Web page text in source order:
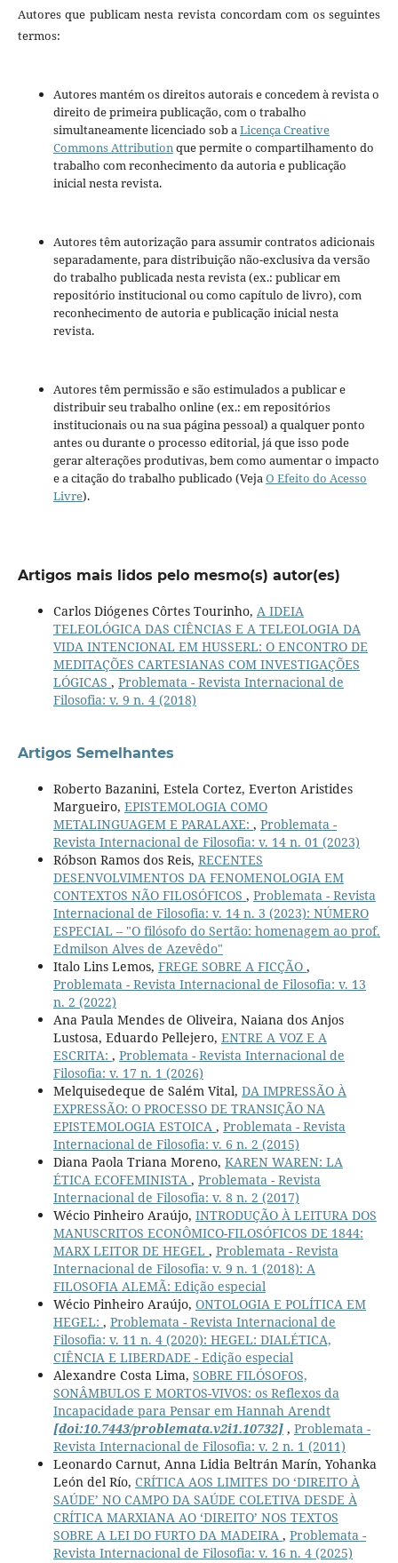
Autores que publicam nesta revista concordam com os seguintes
termos:
Autores mantém os direitos autorais e concedem à revista o
direito de primeira publicação, com o trabalho
simultaneamente licenciado sob aLicença Creative
Commons Attributionque permite o compartilhamento do
trabalho com reconhecimento da autoria e publicação
inicial nesta revista.
Autores têm autorização para assumir contratos adicionais
separadamente, para distribuição não-exclusiva da versão
do trabalho publicada nesta revista (ex.: publicar em
repositório institucional ou como capítulo de livro), com
reconhecimento de autoria e publicação inicial nesta
revista.
Autores têm permissão e são estimulados a publicar e
distribuir seu trabalho online (ex.: em repositórios
institucionais ou na sua página pessoal) a qualquer ponto
antes ou durante o processo editorial, já que isso pode
gerar alterações produtivas, bem como aumentar o impacto
e a citação do trabalho publicado (VejaO Efeito do Acesso
Livre).
Artigos mais lidos pelo mesmo(s) autor(es)
Carlos Diógenes Côrtes Tourinho, A IDEIA
TELEOLÓGICA DAS CIÊNCIAS E A TELEOLOGIA DA
VIDA INTENCIONAL EM HUSSERL: O ENCONTRO DE
MEDITAÇÕES CARTESIANAS COM INVESTIGAÇÕES
LÓGICAS , Problemata - Revista Internacional de
Filosofia: v. 9 n. 4 (2018)
Artigos Semelhantes
Roberto Bazanini, Estela Cortez, Everton Aristides
Margueiro, EPISTEMOLOGIA COMO
METALINGUAGEM E PARALAXE: , Problemata -
Revista Internacional de Filosofia: v. 14 n. 01 (2023)
Róbson Ramos dos Reis, RECENTES
DESENVOLVIMENTOS DA FENOMENOLOGIA EM
CONTEXTOS NÃO FILOSÓFICOS , Problemata - Revista
Internacional de Filosofia: v. 14 n. 3 (2023): NÚMERO
ESPECIAL – "O filósofo do Sertão: homenagem ao prof.
Edmilson Alves de Azevêdo"
Italo Lins Lemos, FREGE SOBRE A FICÇÃO ,
Problemata - Revista Internacional de Filosofia: v. 13
n. 2 (2022)
Ana Paula Mendes de Oliveira, Naiana dos Anjos
Lustosa, Eduardo Pellejero, ENTRE A VOZ E A
ESCRITA: , Problemata - Revista Internacional de
Filosofia: v. 17 n. 1 (2026)
Melquisedeque de Salém Vital, DA IMPRESSÃO À
EXPRESSÃO: O PROCESSO DE TRANSIÇÃO NA
EPISTEMOLOGIA ESTOICA , Problemata - Revista
Internacional de Filosofia: v. 6 n. 2 (2015)
Diana Paola Triana Moreno, KAREN WAREN: LA
ÉTICA ECOFEMINISTA , Problemata - Revista
Internacional de Filosofia: v. 8 n. 2 (2017)
Wécio Pinheiro Araújo, INTRODUÇÃO À LEITURA DOS
MANUSCRITOS ECONÔMICO-FILOSÓFICOS DE 1844:
MARX LEITOR DE HEGEL , Problemata - Revista
Internacional de Filosofia: v. 9 n. 1 (2018): A
FILOSOFIA ALEMÃ: Edição especial
Wécio Pinheiro Araújo, ONTOLOGIA E POLÍTICA EM
HEGEL: , Problemata - Revista Internacional de
Filosofia: v. 11 n. 4 (2020): HEGEL: DIALÉTICA,
CIÊNCIA E LIBERDADE - Edição especial
Alexandre Costa Lima, SOBRE FILÓSOFOS,
SONÂMBULOS E MORTOS-VIVOS: os Reflexos da
Incapacidade para Pensar em Hannah Arendt
[doi:10.7443/problemata.v2i1.10732], Problemata -
Revista Internacional de Filosofia: v. 2 n. 1 (2011)
Leonardo Carnut, Anna Lidia Beltrán Marín, Yohanka
León del Río, CRÍTICA AOS LIMITES DO ‘DIREITO À
SAÚDE’ NO CAMPO DA SAÚDE COLETIVA DESDE À
CRÍTICA MARXIANA AO ‘DIREITO’ NOS TEXTOS
SOBRE A LEI DO FURTO DA MADEIRA , Problemata -
Revista Internacional de Filosofia: v. 16 n. 4 (2025)